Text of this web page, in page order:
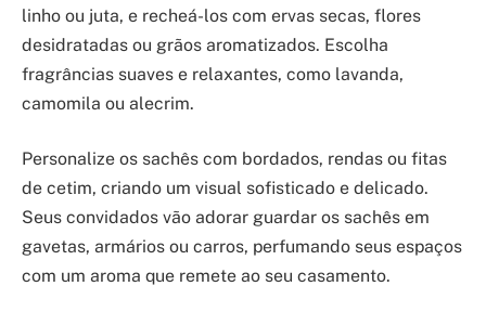
linho ou juta, e recheá-los com ervas secas, flores
desidratadas ou grãos aromatizados. Escolha
fragrâncias suaves e relaxantes, como lavanda,
camomila ou alecrim.
Personalize os sachês com bordados, rendas ou fitas
de cetim, criando um visual sofisticado e delicado.
Seus convidados vão adorar guardar os sachês em
gavetas, armários ou carros, perfumando seus espaços
com um aroma que remete ao seu casamento.